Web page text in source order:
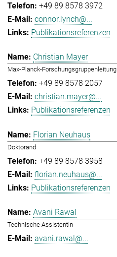
+49 89 8578 3972
connor.lynch@...
Publikationsreferenzen
Christian Mayer
Max-Planck-Forschungsgruppenleitung
+49 89 8578 2057
christian.mayer@...
Publikationsreferenzen
Florian Neuhaus
Doktorand
+49 89 8578 3958
florian.neuhaus@...
Publikationsreferenzen
Avani Rawal
Technische Assistentin
avani.rawal@...